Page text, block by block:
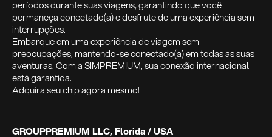
períodos durante suas viagens, garantindo que você
permaneça conectado(a) e desfrute de uma experiência sem
interrupções.
Embarque em uma experiência de viagem sem
preocupações, mantendo-se conectado(a) em todas as suas
aventuras. Com a SIMPREMIUM, sua conexão internacional
está garantida.
Adquira seu chip agora mesmo!
GROUPPREMIUM LLC, Florida / USA